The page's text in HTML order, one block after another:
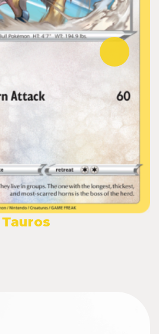
Tauros